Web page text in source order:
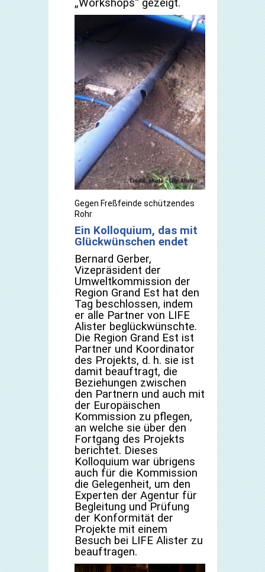
„Workshops“ gezeigt.
Gegen Freßfeinde schützendes
Rohr
Ein Kolloquium, das mit
Glückwünschen endet
Bernard Gerber,
Vizepräsident der
Umweltkommission der
Region Grand Est hat den
Tag beschlossen, indem
er alle Partner von LIFE
Alister beglückwünschte.
Die Region Grand Est ist
Partner und Koordinator
des Projekts, d. h. sie ist
damit beauftragt, die
Beziehungen zwischen
den Partnern und auch mit
der Europäischen
Kommission zu pflegen,
an welche sie über den
Fortgang des Projekts
berichtet. Dieses
Kolloquium war übrigens
auch für die Kommission
die Gelegenheit, um den
Experten der Agentur für
Begleitung und Prüfung
der Konformität der
Projekte mit einem
Besuch bei LIFE Alister zu
beauftragen.